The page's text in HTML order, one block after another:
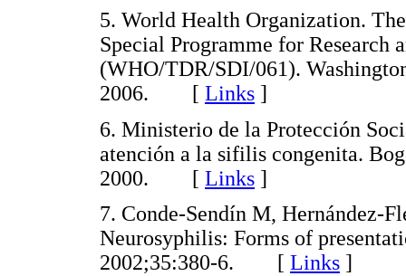
5. World Health Organization.
Special Programme for Research
(WHO/TDR/SDI/061).
2006. [ Links ]
6. Ministerio de la Protección
atención a la sifilis congenita.
2000. [ Links ]
7. Conde-Sendín M, Hernández-
Neurosyphilis: Forms of
2002;35:380-6. [ Links ]